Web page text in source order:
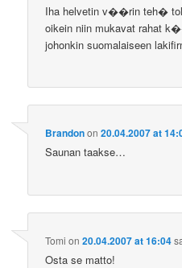
Iha helvetin v��rin teh�
oikein niin mukavat rahat
johonkin suomalaiseen
Brandonon20.04.2007 at
Saunan taakse…
Tomi on20.04.2007 at 16:04
Osta se matto!